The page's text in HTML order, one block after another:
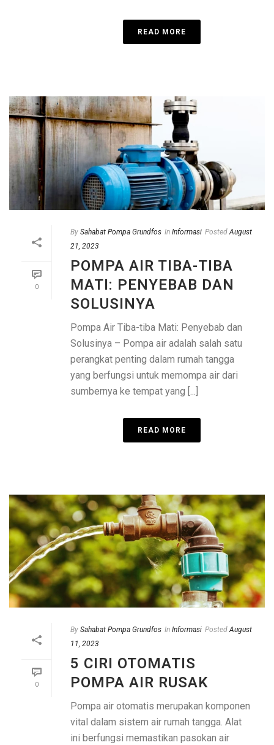
READ MORE
0
By Sahabat Pompa Grundfos In Informasi Posted August
21, 2023
POMPA AIR TIBA-TIBA
MATI: PENYEBAB DAN
SOLUSINYA
Pompa Air Tiba-tiba Mati: Penyebab dan
Solusinya – Pompa air adalah salah satu
perangkat penting dalam rumah tangga
yang berfungsi untuk memompa air dari
sumbernya ke tempat yang [...]
READ MORE
0
By Sahabat Pompa Grundfos In Informasi Posted August
11, 2023
5 CIRI OTOMATIS
POMPA AIR RUSAK
Pompa air otomatis merupakan komponen
vital dalam sistem air rumah tangga. Alat
ini berfungsi memastikan pasokan air